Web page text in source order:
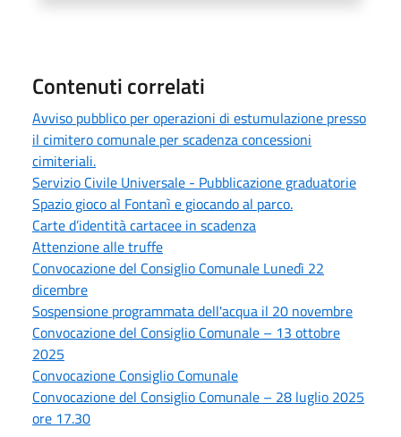
Contenuti correlati
Avviso pubblico per operazioni di estumulazione presso
il cimitero comunale per scadenza concessioni
cimiteriali.
Servizio Civile Universale - Pubblicazione graduatorie
Spazio gioco al Fontanì e giocando al parco.
Carte d’identità cartacee in scadenza
Attenzione alle truffe
Convocazione del Consiglio Comunale Lunedì 22
dicembre
Sospensione programmata dell'acqua il 20 novembre
Convocazione del Consiglio Comunale – 13 ottobre
2025
Convocazione Consiglio Comunale
Convocazione del Consiglio Comunale – 28 luglio 2025
ore 17.30